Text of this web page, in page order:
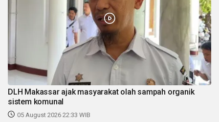
DLH Makassar ajak masyarakat olah sampah organik
sistem komunal
05 August 2026 22:33 WIB